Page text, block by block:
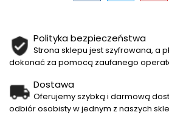
Polityka bezpieczeństwa
Strona sklepu jest szyfrowana, a
dokonać za pomocą zaufanego
Dostawa
Oferujemy szybką i darmową
odbiór osobisty w jednym z naszych